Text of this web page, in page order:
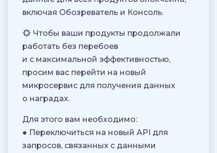
включая Обозреватель и Консоль.
Чтобы ваши продукты продолжали
работать без перебоев
и с максимальной эффективностью,
просим вас перейти на новый
микросервис для получения данных
о наградах.
Для этого вам необходимо:
● Переключиться на новый API для
запросов, связанных с данными